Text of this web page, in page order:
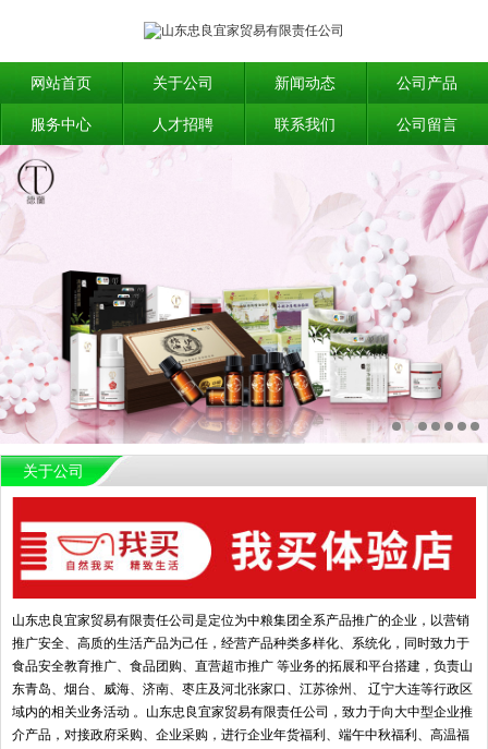
网站首页 关于公司 新闻动态 公司产品
服务中心 人才招聘 联系我们 公司留言
关于公司
山东忠良宜家贸易有限责任公司是定位为中粮集团全系产品推广的企业，以营销
推广安全、高质的生活产品为己任，经营产品种类多样化、系统化，同时致力于
食品安全教育推广、食品团购、直营超市推广 等业务的拓展和平台搭建，负责山
东青岛、烟台、威海、济南、枣庄及河北张家口、江苏徐州、 辽宁大连等行政区
域内的相关业务活动 。山东忠良宜家贸易有限责任公司，致力于向大中型企业推
介产品，对接政府采购、企业采购，进行企业年货福利、端午中秋福利、高温福